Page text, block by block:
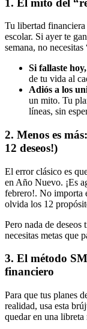
Tu libertad
escolar. Si ayer te
semana, no
Si fallaste
de tu vida al
Adiós a los
un mito. Tu
líneas, sin
2. Menos es
12 deseos!)
El error clásico es
en Año Nuevo. ¡Es
febrero!. No importa
olvida los 12
Pero nada de
necesitas metas que
3. El método
financiero
Para que tus planes
realidad, usa esta
quedar en una